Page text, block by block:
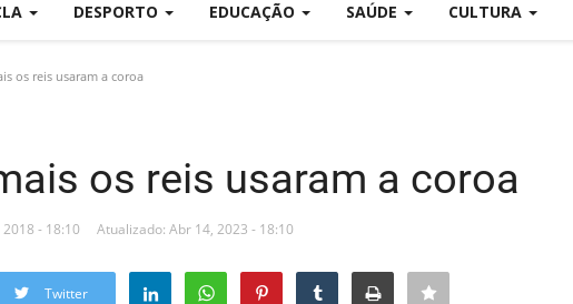
DESPORTO EDUCAÇÃO SAÚDE CULTURA
os reis usaram a coroa
os reis usaram a coroa
2018 - 18:10 Atualizado: Abr 14, 2023 - 18:10
Twitter